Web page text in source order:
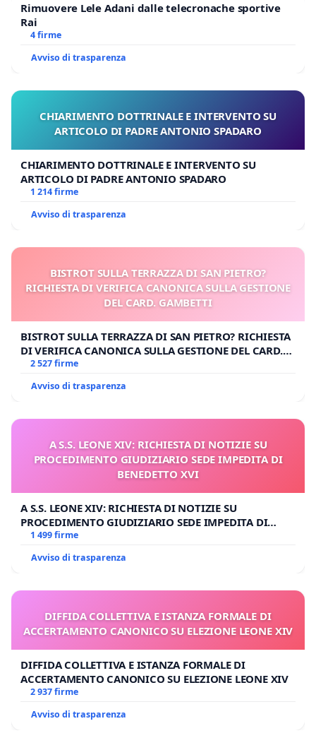
Rimuovere Lele Adani dalle telecronache sportive
Rai
4 firme
Avviso di trasparenza
CHIARIMENTO DOTTRINALE E INTERVENTO SU
ARTICOLO DI PADRE ANTONIO SPADARO
CHIARIMENTO DOTTRINALE E INTERVENTO SU
ARTICOLO DI PADRE ANTONIO SPADARO
1 214 firme
Avviso di trasparenza
BISTROT SULLA TERRAZZA DI SAN PIETRO?
RICHIESTA DI VERIFICA CANONICA SULLA GESTIONE
DEL CARD. GAMBETTI
BISTROT SULLA TERRAZZA DI SAN PIETRO? RICHIESTA
DI VERIFICA CANONICA SULLA GESTIONE DEL CARD.
GAMBETTI
2 527 firme
Avviso di trasparenza
A S.S. LEONE XIV: RICHIESTA DI NOTIZIE SU
PROCEDIMENTO GIUDIZIARIO SEDE IMPEDITA DI
BENEDETTO XVI
A S.S. LEONE XIV: RICHIESTA DI NOTIZIE SU
PROCEDIMENTO GIUDIZIARIO SEDE IMPEDITA DI
BENEDETTO XVI
1 499 firme
Avviso di trasparenza
DIFFIDA COLLETTIVA E ISTANZA FORMALE DI
ACCERTAMENTO CANONICO SU ELEZIONE LEONE XIV
DIFFIDA COLLETTIVA E ISTANZA FORMALE DI
ACCERTAMENTO CANONICO SU ELEZIONE LEONE XIV
2 937 firme
Avviso di trasparenza